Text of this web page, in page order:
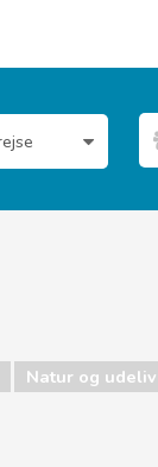
Natur og udeliv